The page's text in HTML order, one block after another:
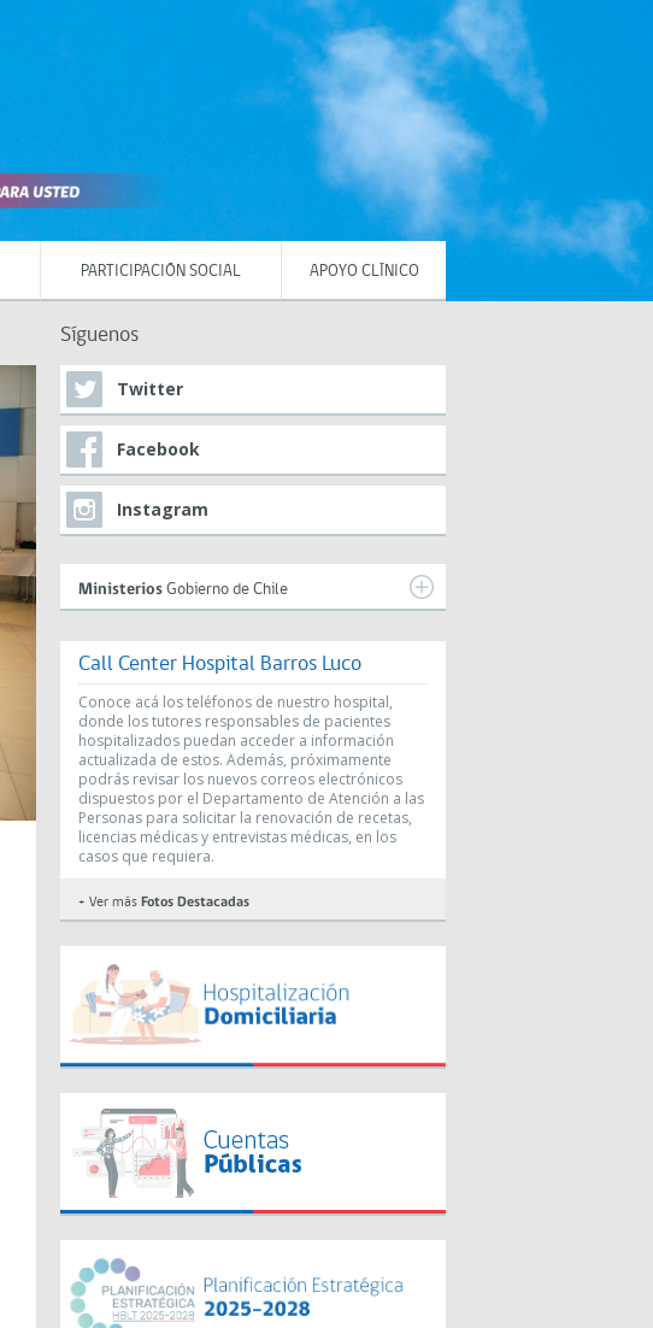
PARTICIPACIÓN SOCIAL APOYO CLÍNICO
Síguenos
Twitter
Facebook
Instagram
Ministerios Gobierno de Chile
Call Center Hospital Barros Luco
Conoce acá los teléfonos de nuestro hospital,
donde los tutores responsables de pacientes
hospitalizados puedan acceder a información
actualizada de estos. Además, próximamente
podrás revisar los nuevos correos electrónicos
dispuestos por el Departamento de Atención a las
Personas para solicitar la renovación de recetas,
licencias médicas y entrevistas médicas, en los
casos que requiera.
+ Ver más Fotos Destacadas